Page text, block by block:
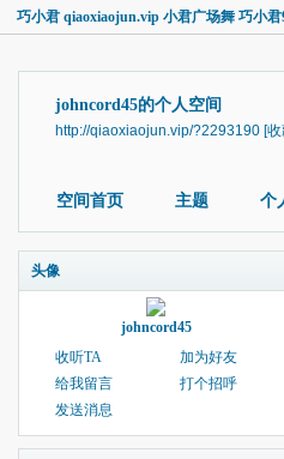
巧小君 qiaoxiaojun.vip 小君广场舞 巧小
johncord45的个人空间
http://qiaoxiaojun.vip/?2293190 [收
空间首页 主题 个
头像
johncord45
收听TA
加为好友
给我留言
打个招呼
发送消息